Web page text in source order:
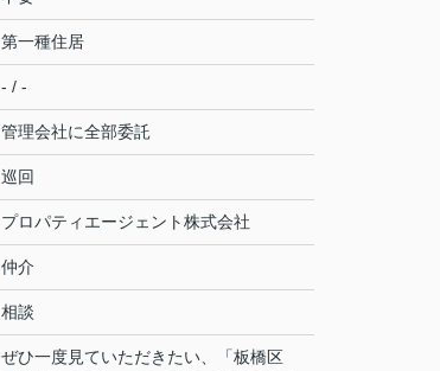
第一種住居
- / -
管理会社に全部委託
巡回
プロパティエージェント株式会社
仲介
相談
ぜひ一度見ていただきたい、「板橋区